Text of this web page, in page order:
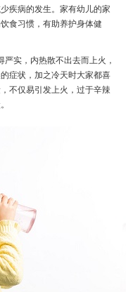
疾病的发生。家有幼儿的家
食习惯，有助养护身体健
实，内热散不出去而上火，
症状，加之冷天时大家都喜
不仅易引发上火，过于辛辣